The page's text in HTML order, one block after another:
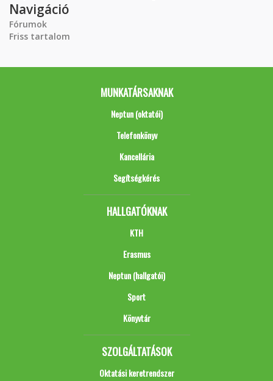
Navigáció
Fórumok
Friss tartalom
MUNKATÁRSAKNAK
Neptun (oktatói)
Telefonkönyv
Kancellária
Segítségkérés
HALLGATÓKNAK
KTH
Erasmus
Neptun (hallgatói)
Sport
Könyvtár
SZOLGÁLTATÁSOK
Oktatási keretrendszer